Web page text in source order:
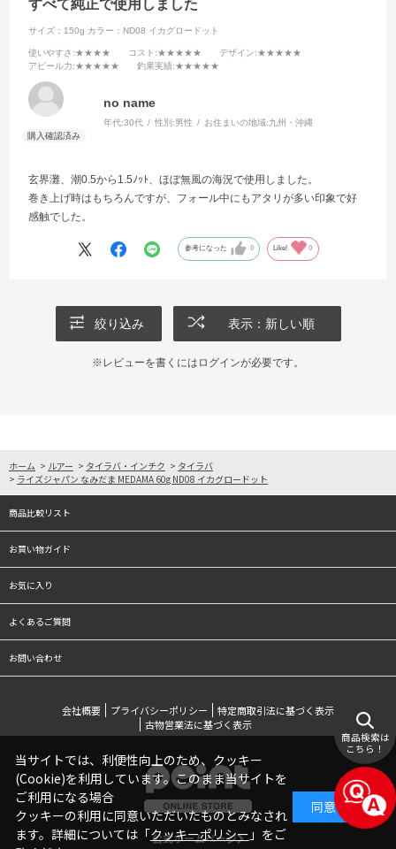
すべて純正で使用しました
サイズ：150g カラー：ND08 イカグロードット
使いやすさ :★★★★ コスト :★★★★★ デザイン:★★★★★
アピール力:★★★★★ 釣果実績:★★★★★
no name
年代:30代 性別:男性 お住まいの地域:九州・沖縄
玄界灘、潮0.5から1.5ﾉｯﾄ、ほぼ無風の海況で使用しました。
巻き上げ時はもちろんですが、フォール中にもアタリが多い印象で好
感触でした。
参考になった 0 Like! 0
絞り込み 表示：新しい順
※レビューを書くには ログインが必要です。
ホーム > ルアー > タイラバ・インチク > タイラバ
> ライズジャパン なみだま MEDAMA 60g ND08 イカグロードット
商品比較リスト
お買い物ガイド
お気に入り
よくあるご質問
お問い合わせ
会社概要 プライバシーポリシー
特定商取引法に基づく表示
古物営業法に基づく表示
公式ホームページ
商品検索は
こちら！
当サイトでは、利便性向上のため、クッキー
(Cookie)を利用しています。このまま当サイトを
ご利用になる場合
クッキーの利用に同意いただいたものとみなされ
ます。詳細については「クッキーポリシー 」をご
同意する